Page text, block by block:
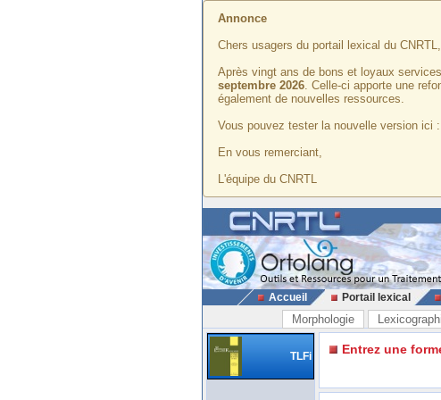
Annonce
Chers usagers du portail lexical du CNRTL,
Après vingt ans de bons et loyaux
septembre 2026. Celle-ci apporte une
également de nouvelles ressources.
Vous pouvez tester la nouvelle version ici :
En vous remerciant,
L'équipe du CNRTL
Accueil Portail lexical
Morphologie
TLFi Entrez une